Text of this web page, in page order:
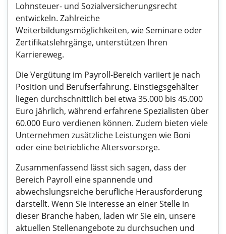
Lohnsteuer- und Sozialversicherungsrecht
entwickeln. Zahlreiche
Weiterbildungsmöglichkeiten, wie Seminare oder
Zertifikatslehrgänge, unterstützen Ihren
Karriereweg.
Die Vergütung im Payroll-Bereich variiert je nach
Position und Berufserfahrung. Einstiegsgehälter
liegen durchschnittlich bei etwa 35.000 bis 45.000
Euro jährlich, während erfahrene Spezialisten über
60.000 Euro verdienen können. Zudem bieten viele
Unternehmen zusätzliche Leistungen wie Boni
oder eine betriebliche Altersvorsorge.
Zusammenfassend lässt sich sagen, dass der
Bereich Payroll eine spannende und
abwechslungsreiche berufliche Herausforderung
darstellt. Wenn Sie Interesse an einer Stelle in
dieser Branche haben, laden wir Sie ein, unsere
aktuellen Stellenangebote zu durchsuchen und